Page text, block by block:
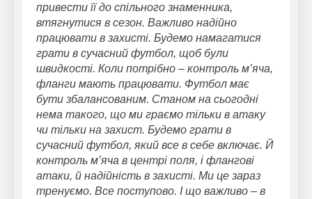
привести її до спільного знаменника,
втягнутися в сезон. Важливо надійно
працювати в захисті. Будемо намагатися
грати в сучасний футбол, щоб були
швидкості. Коли потрібно – контроль м’яча,
фланги мають працювати. Футбол має
бути збалансованим. Станом на сьогодні
нема такого, що ми граємо тільки в атаку
чи тільки на захист. Будемо грати в
сучасний футбол, який все в себе включає. Й
контроль м’яча в центрі поля, і флангові
атаки, й надійність в захисті. Ми це зараз
тренуємо. Все поступово. І що важливо – в